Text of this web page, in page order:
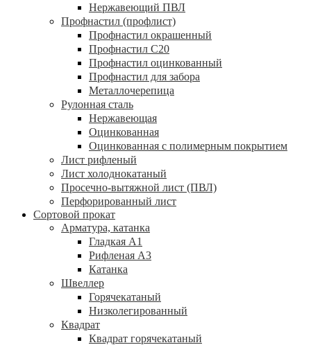
Нержавеющий ПВЛ
Профнастил (профлист)
Профнастил окрашенный
Профнастил С20
Профнастил оцинкованный
Профнастил для забора
Металлочерепица
Рулонная сталь
Нержавеющая
Оцинкованная
Оцинкованная с полимерным покрытием
Лист рифленый
Лист холоднокатаный
Просечно-вытяжной лист (ПВЛ)
Перфорированный лист
Сортовой прокат
Арматура, катанка
Гладкая А1
Рифленая А3
Катанка
Швеллер
Горячекатаный
Низколегированный
Квадрат
Квадрат горячекатаный